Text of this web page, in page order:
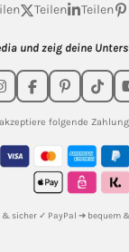
Teilen Teilen
und zeig deine
s
a
g
F
a
c
o
o
k
P
i
n
e
r
e
s
T
i
k
o
k
folgende
sicher ✓ PayPal ➔